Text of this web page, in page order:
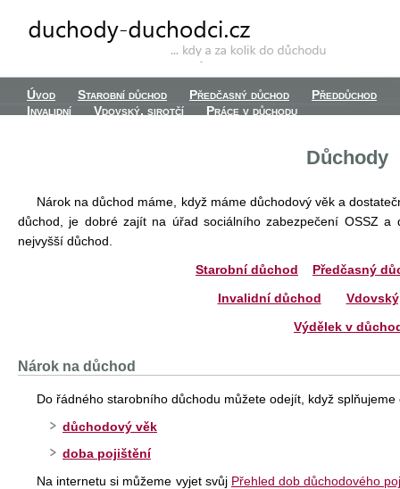
Úvod Starobní důchod Předčasný důchod
Předdůchod
Invalidní
Vdovský, sirotčí Práce v důchodu
Důchody
Nárok na důchod máme, když máme důchodový věk a
důchod, je dobré zajít na úřad sociálního zabezpečení OSSZ
nejvyšší důchod.
Starobní důchod
Předčasný
Invalidní důchod
Výdělek v
Nárok na důchod
Do řádného starobního důchodu můžete odejít, když
důchodový věk
doba pojištění
Na internetu si můžeme vyjet svůj Přehled dob důchodového